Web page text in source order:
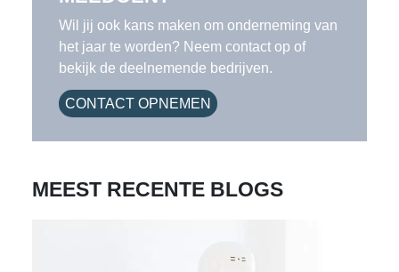
Wil jij ook kans maken om onderneming van
het jaar te worden? Neem contact op of
bekijk de deelnemende bedrijven.
CONTACT OPNEMEN
MEEST RECENTE BLOGS